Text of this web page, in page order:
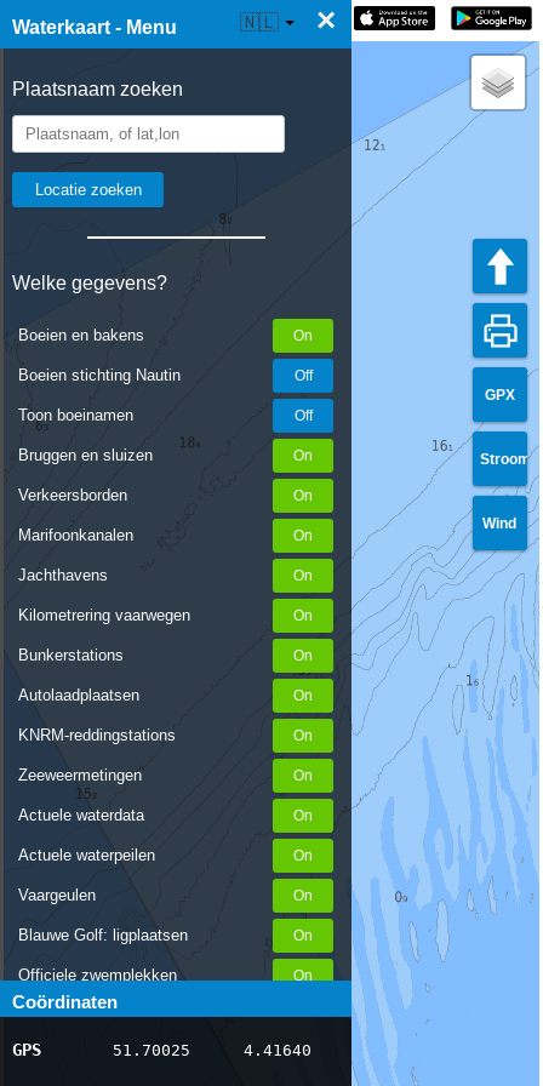
Waterkaart - Menu ×
Plaatsnaam zoeken
Welke gegevens?
Boeien en bakens
Boeien stichting Nautin
Toon boeinamen
Bruggen en sluizen
Verkeersborden
Marifoonkanalen
Jachthavens
Kilometrering vaarwegen
Bunkerstations
Autolaadplaatsen
KNRM-reddingstations
Zeeweermetingen
Actuele waterdata
Actuele waterpeilen
Vaargeulen
Blauwe Golf: ligplaatsen
Officiele zwemplekken
Stremmingen/hinder
AIS scheepsposities
Coördinaten
GPS 51.70025 4.41640
☰ Waterkaart Live 🇳🇱
GPX
Stroom
Wind